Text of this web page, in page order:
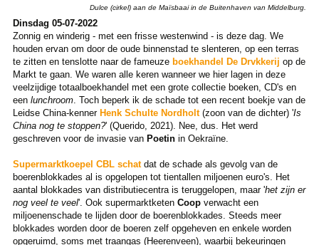
Dulce (cirkel) aan de Maïsbaai in de Buitenhaven van Middelburg.
Dinsdag 05-07-2022
Zonnig en winderig - met een frisse westenwind - is deze dag. We
houden ervan om door de oude binnenstad te slenteren, op een terras
te zitten en tenslotte naar de fameuze boekhandel De Drvkkerij op de
Markt te gaan. We waren alle keren wanneer we hier lagen in deze
veelzijdige totaalboekhandel met een grote collectie boeken, CD's en
eenlunchroom. Toch beperk ik de schade tot een recent boekje van de
Leidse China-kenner Henk Schulte Nordholt(zoon van de dichter) 'Is
China nog te stoppen?' (Querido, 2021). Nee, dus. Het werd
geschreven voor de invasie van Poetinin Oekraïne.
Supermarktkoepel CBL schatdat de schade als gevolg van de
boerenblokkades al is opgelopen tot tientallen miljoenen euro's. Het
aantal blokkades van distributiecentra is teruggelopen, maar 'het zijn er
nog veel te veel'. Ook supermarktketen Coopverwacht een
miljoenenschade te lijden door de boerenblokkades. Steeds meer
blokkades worden door de boeren zelf opgeheven en enkele worden
opgeruimd, soms met traangas (Heerenveen), waarbij bekeuringen